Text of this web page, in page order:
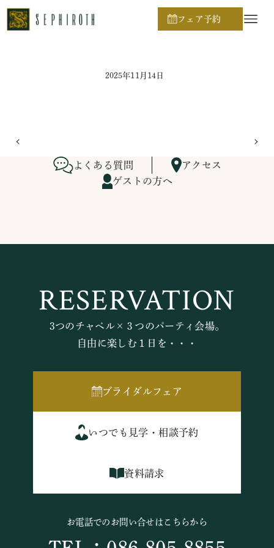
フェア予約
ホーム
2025年11月14日
よくある質問
アクセス
ゲストの方へ
RESERVATION
3つのチャペル×３つのパーティ会場。
自由に楽しむ１日を・・・
ブライダルフェア
いつでも見学・相談予約
資料請求
お電話でのお問い合せはこちらから